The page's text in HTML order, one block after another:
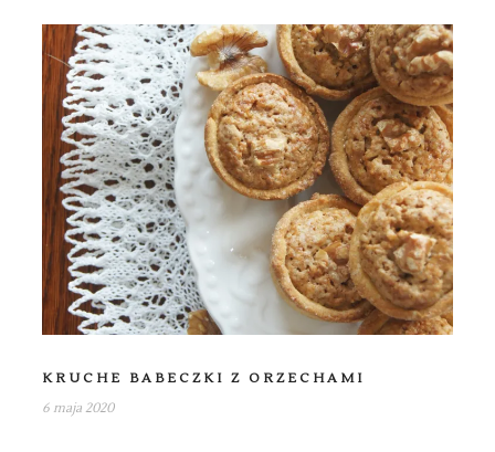
KRUCHE BABECZKI Z ORZECHAMI
6 maja 2020